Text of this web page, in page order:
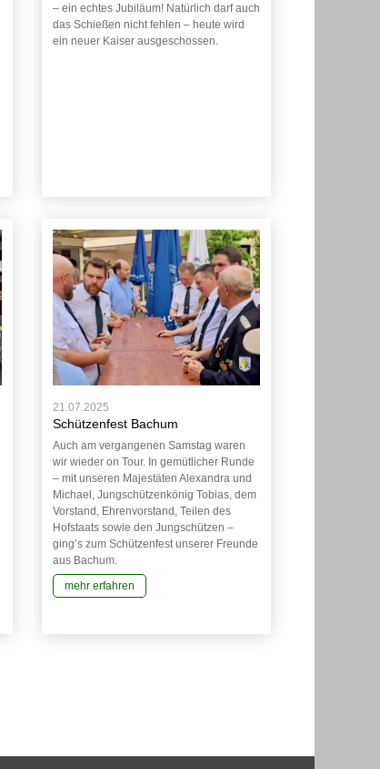
– ein echtes Jubiläum! Natürlich darf auch
das Schießen nicht fehlen – heute wird
ein neuer Kaiser ausgeschossen.
21.07.2025
Schützenfest Bachum
Auch am vergangenen Samstag waren
wir wieder on Tour. In gemütlicher Runde
– mit unseren Majestäten Alexandra und
Michael, Jungschützenkönig Tobias, dem
Vorstand, Ehrenvorstand, Teilen des
Hofstaats sowie den Jungschützen –
ging’s zum Schützenfest unserer Freunde
aus Bachum.
mehr erfahren